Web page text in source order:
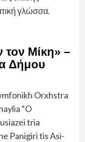
γλώσσα.
Мίκη» –
Δήμου
Orxhstra
“O
tria
Panigiri tis Asi-